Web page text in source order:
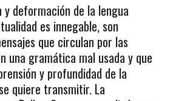
y deformación de la lengua
es innegable, son
que circulan por las
una gramática mal usada y que
y profundidad de la
quiere transmitir. La